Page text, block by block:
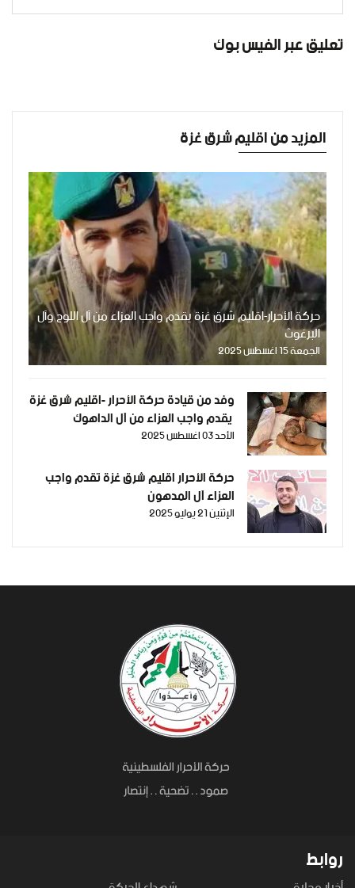
تعليق عبر الفيس بوك
المزيد من اقليم شرق غزة
حركة الأحرار-اقليم شرق غزة يقدم واجب العزاء من آل اللوح وآل
البرغوث
الجمعة 15 اغسطس 2025
وفد من قيادة حركة الأحرار -اقليم شرق غزة
يقدم واجب العزاء من آل الداهوك
الأحد 03 اغسطس 2025
حركة الأحرار اقليم شرق غزة تقدم واجب
العزاء آل المدهون
الإثنين 21 يوليو 2025
روابط